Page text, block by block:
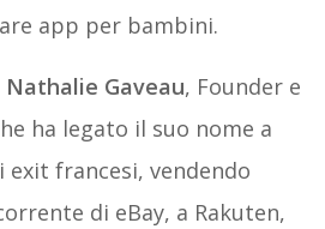
app per bambini.
Nathalie Gaveau, Founder e
ha legato il suo nome a
francesi, vendendo
di eBay, a Rakuten,